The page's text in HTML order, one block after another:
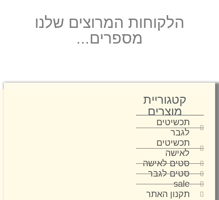
הלקוחות המרוצים שלנו
מספרים...
קטגוריית
מוצרים
תכשיטים
לגבר
תכשיטים
לאישה
סטים לאישה
סטים לגבר
sale
תקנון האתר